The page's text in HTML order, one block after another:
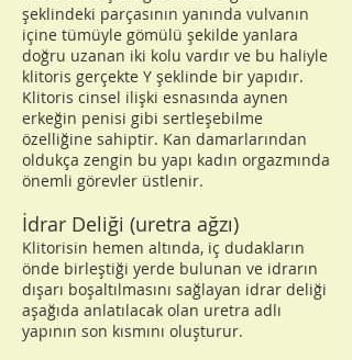
şeklindeki parçasının yanında vulvanın
içine tümüyle gömülü şekilde yanlara
doğru uzanan iki kolu vardır ve bu haliyle
klitoris gerçekte Y şeklinde bir yapıdır.
Klitoris cinsel ilişki esnasında aynen
erkeğin penisi gibi sertleşebilme
özelliğine sahiptir. Kan damarlarından
oldukça zengin bu yapı kadın orgazmında
önemli görevler üstlenir.
İdrar Deliği (uretra ağzı)
Klitorisin hemen altında, iç dudakların
önde birleştiği yerde bulunan ve idrarın
dışarı boşaltılmasını sağlayan idrar deliği
aşağıda anlatılacak olan uretra adlı
yapının son kısmını oluşturur.